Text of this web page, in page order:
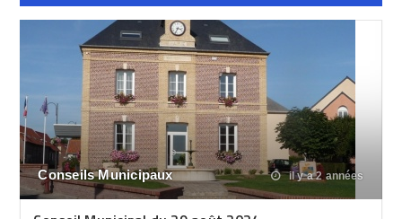
Conseils Municipaux il y a 2 années